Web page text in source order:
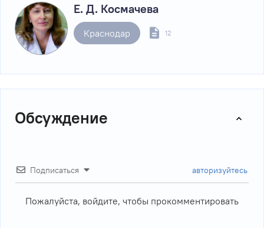
Е. Д. Космачева
Краснодар 12
Обсуждение
Подписаться авторизуйтесь
Пожалуйста, войдите, чтобы прокомментировать